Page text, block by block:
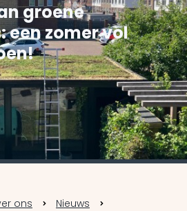
groene
een zomer vol
ons
Nieuws